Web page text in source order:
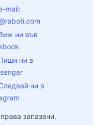
mail:
ни във
ни в
ни в
запазени.